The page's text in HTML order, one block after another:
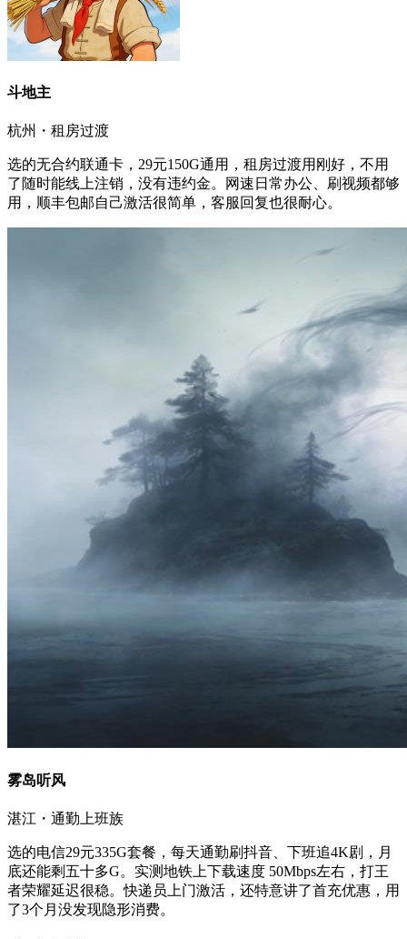
斗地主
杭州・租房过渡
选的无合约联通卡，29元150G通用，租房过渡用刚好，不用
了随时能线上注销，没有违约金。网速日常办公、刷视频都够
用，顺丰包邮自己激活很简单，客服回复也很耐心。
雾岛听风
湛江・通勤上班族
选的电信29元335G套餐，每天通勤刷抖音、下班追4K剧，月
底还能剩五十多G。实测地铁上下载速度 50Mbps左右，打王
者荣耀延迟很稳。快递员上门激活，还特意讲了首充优惠，用
了3个月没发现隐形消费。